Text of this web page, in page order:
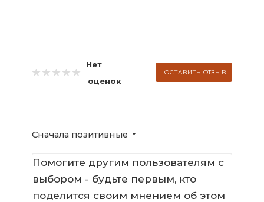
Нет
оценок
ОСТАВИТЬ ОТЗЫВ
Сначала позитивные
Помогите другим пользователям с
выбором - будьте первым, кто
поделится своим мнением об этом